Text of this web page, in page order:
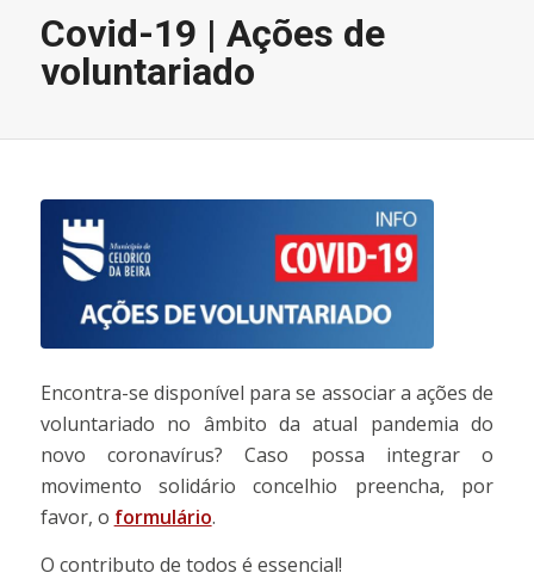
Covid-19 | Ações de
voluntariado
Encontra-se disponível para se associar a ações de
voluntariado no âmbito da atual pandemia do
novo coronavírus? Caso possa integrar o
movimento solidário concelhio preencha, por
favor, o formulário.
O contributo de todos é essencial!